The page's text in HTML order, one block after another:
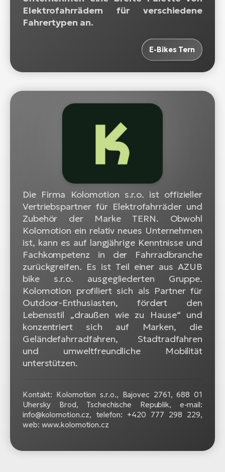
Elektrofahrrädern für verschiedene
Fahrertypen an.
E-Bikes Tern
Die Firma Kolomotion s.r.o. ist offizieller
Vertriebspartner für Elektrofahrräder und
Zubehör der Marke TERN. Obwohl
Kolomotion ein relativ neues Unternehmen
ist, kann es auf langjährige Kenntnisse und
Fachkompetenz in der Fahrradbranche
zurückgreifen. Es ist Teil einer aus AZUB
bike s.r.o. ausgegliederten Gruppe.
Kolomotion profiliert sich als Partner für
Outdoor-Enthusiasten, fördert den
Lebensstil „draußen wie zu Hause“ und
konzentriert sich auf Marken, die
Geländefahrradfahren, Stadtradfahren
und umweltfreundliche Mobilität
unterstützen.
Kontakt: Kolomotion s.r.o., Bajovec 2761, 688 01
Uhersky Brod, Tschechische Republik, e-mail:
info@kolomotion.cz, telefon: +420 777 298 229,
web: www.kolomotion.cz